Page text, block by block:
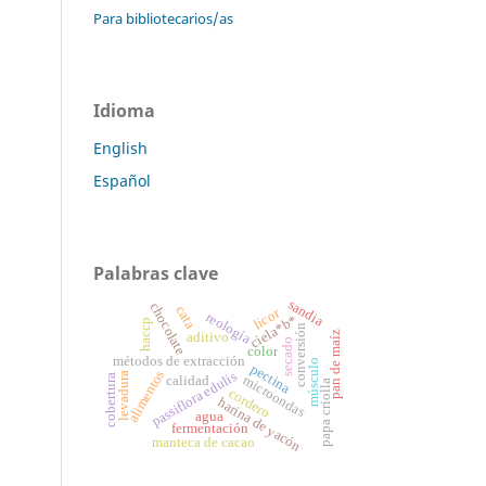
Para bibliotecarios/as
Idioma
English
Español
Palabras clave
passiflora edulis
métodos de extracción
pectina
aditivo
harina de yacón
reología
chocolate
calidad
ciela*b*conversión
cordero músculo
color
microondas papa criolla
secado
alimentos
fermentación
levadura
licorsandia
agua
haccp
cata
pan de maíz
cobertura
manteca de cacao